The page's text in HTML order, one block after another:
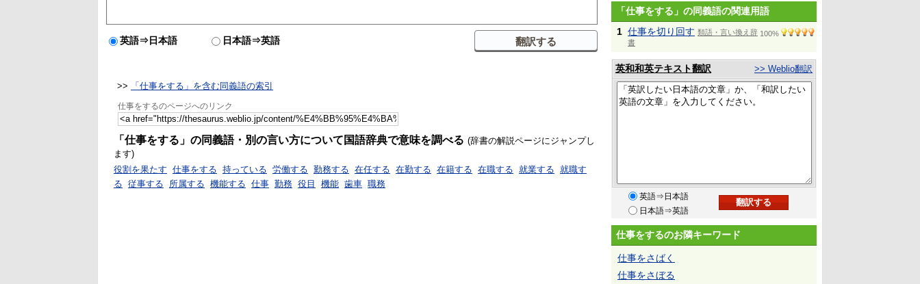
英語⇒日本語 日本語⇒英語
>> 「仕事をする」を含む同義語の索引
仕事をするのページへのリンク
「仕事をする」の同義語・別の言い方について国語辞典で意味を調べる (辞書の解説ページにジャンプし
ます)
役割を果たす 仕事をする 持っている 労働する 勤務する 在任する 在勤する 在籍する 在職する 就業する 就職す
る 従事する 所属する 機能する 仕事 勤務 役目 機能 歯車 職務
「仕事をする」の同義語の関連用語
1 仕事を切り回す 類語・言い換え辞
書
100%
英和和英テキスト翻訳 >> Weblio翻訳
英語⇒日本語
日本語⇒英語
仕事をするのお隣キーワード
仕事をさばく
仕事をさぼる